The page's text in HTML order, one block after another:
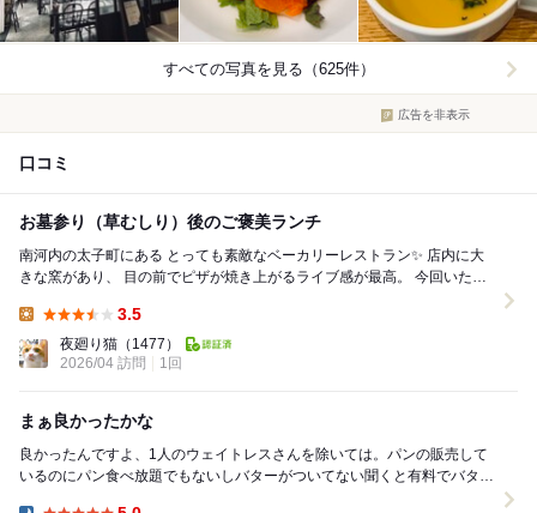
すべての写真を見る（625件）
広告を非表示
口コミ
お墓参り（草むしり）後のご褒美ランチ
南河内の太子町にある とっても素敵なベーカリーレストラン✨ 店内に大
きな窯があり、 目の前でピザが焼き上がるライブ感が最高。 今回いただ
3.5
夜廻り猫 （1477）
2026/04 訪問
1回
まぁ良かったかな
良かったんですよ、1人のウェイトレスさんを除いては。パンの販売して
いるのにパン食べ放題でもないしバターがついてない聞くと有料でバター